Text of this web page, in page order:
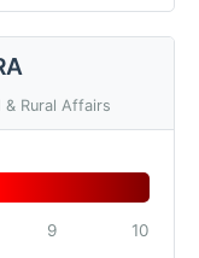
Rural Affairs
9 10